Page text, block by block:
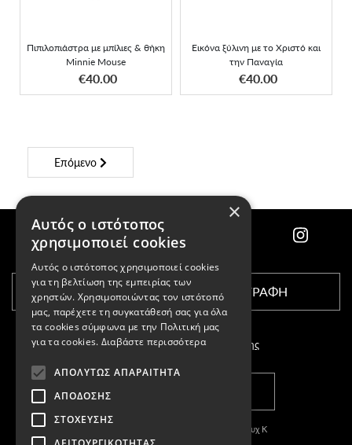
Πιπιλοπιάστρα με μπίλιες & θήκη
Minnie Mouse
€40.00
Εικόνα ξύλινη με το Χριστό και
την Παναγία
€40.00
ΑΠΟΚΤΗΣΕ ΤΟ
Επόμενο
ΕΓΓΡΑΦΗ
Αποδέχομαι τους όρους χρήσης
Copyright © 2011-2026 Κασπαριάν Σεμπουχ Κ
×
Αυτός ο ιστότοπος
χρησιμοποιεί cookies
Αυτός ο ιστότοπος χρησιμοποιεί cookies
για τη βελτίωση της εμπειρίας των
χρηστών. Χρησιμοποιώντας τον ιστότοπό
μας, παρέχετε τη συγκατάθεσή σας για όλα
τα cookies σύμφωνα με την Πολιτική μας
για τα cookies. Διαβάστε περισσότερα
ΑΠΟΛΎΤΩΣ ΑΠΑΡΑΊΤΗΤΑ
ΑΠΌΔΟΣΗΣ
ΣΤΌΧΕΥΣΗΣ